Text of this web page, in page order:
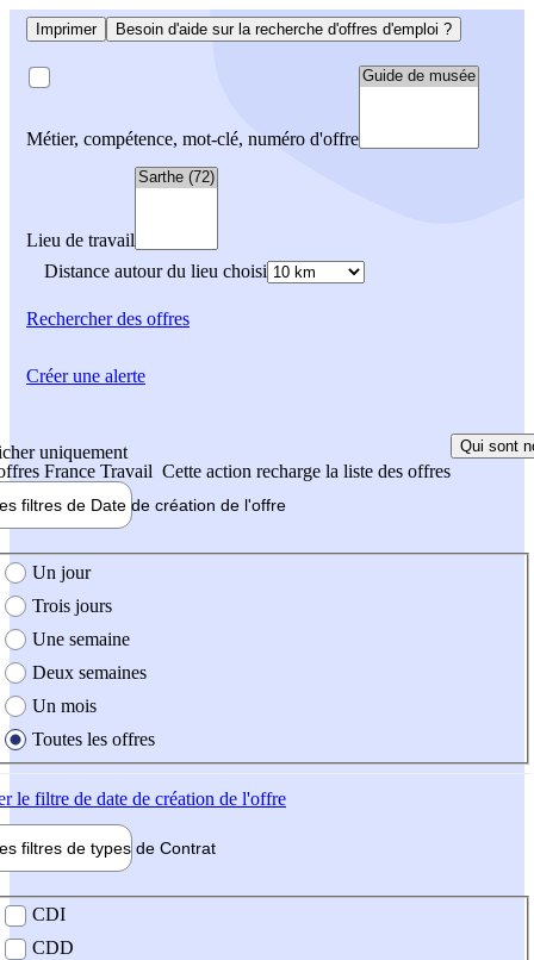
Imprimer Besoin d'aide sur la recherche d'offres d'emploi ?
Métier, compétence, mot-clé, numéro d'offre
Lieu de travail
Distance autour du lieu choisi
Rechercherdes offres
uniquement
France Travail Cette action recharge la liste des offres
Qui sont
filtres de Date de création de l'offre
création de l'offre
Un jour
Trois jours
Une semaine
Deux semaines
Un mois
Toutes les offres
le filtre de date de création de l'offre
filtres de types de Contrat
contrat
CDI
CDD
Créer une alerte